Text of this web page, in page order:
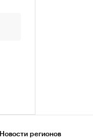
Новости регионов